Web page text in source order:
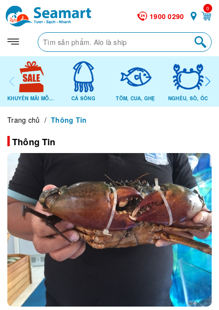
1900 0290
0
KHUYẾN MÃI MỖI NGÀY CÁ SỐNG TÔM, CUA, GHẸ NGHÊU, SÒ, ỐC
Trang chủ / Thông Tin
Thông Tin